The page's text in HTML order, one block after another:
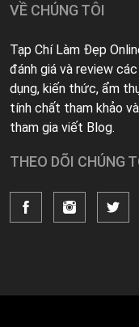
VỀ CHÚNG TÔI
Tạp Chí Làm Đẹp
đánh giá và review
dụng, kiến thức, ẩm
tính chất tham khảo
tham gia viết Blog.
THEO DÕI CHÚNG